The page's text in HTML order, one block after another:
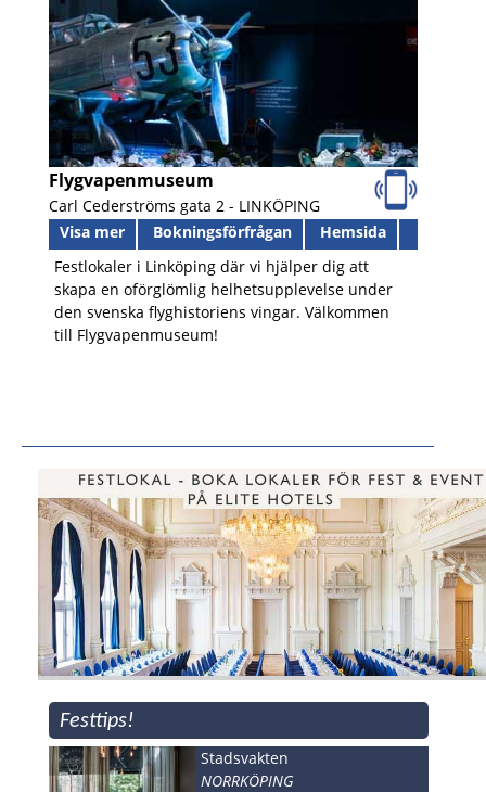
Flygvapenmuseum
Carl Cederströms gata 2 - LINKÖPING
Visa mer
Bokningsförfrågan
Hemsida
Festlokaler i Linköping där vi hjälper dig att
skapa en oförglömlig helhetsupplevelse under
den svenska flyghistoriens vingar. Välkommen
till Flygvapenmuseum!
Festtips!
Stadsvakten
NORRKÖPING